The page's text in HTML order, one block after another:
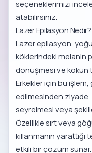
seçeneklerimizi
atabilirsiniz.
Lazer Epilasyon
Lazer epilasyon,
köklerindeki melanin
dönüşmesi ve kökün
Erkekler için bu işlem,
edilmesinden ziyade,
seyrelmesi veya
Özellikle sırt veya
kıllanmanın
etkili bir çözüm sunar.